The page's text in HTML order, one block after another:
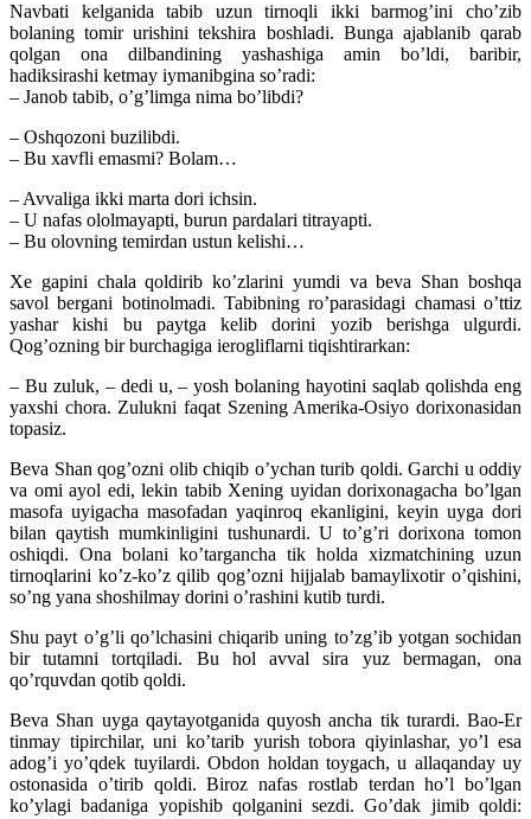
Navbati kelganida tabib uzun tirnoqli ikki barmog’ini cho’zib
bolaning tomir urishini tekshira boshladi. Bunga ajablanib qarab
qolgan ona dilbandining yashashiga amin bo’ldi, baribir,
hadiksirashi ketmay iymanibgina so’radi:
– Janob tabib, o’g’limga nima bo’libdi?
– Oshqozoni buzilibdi.
– Bu xavfli emasmi? Bolam…
– Avvaliga ikki marta dori ichsin.
– U nafas ololmayapti, burun pardalari titrayapti.
– Bu olovning temirdan ustun kelishi…
Xe gapini chala qoldirib ko’zlarini yumdi va beva Shan boshqa
savol bergani botinolmadi. Tabibning ro’parasidagi chamasi o’ttiz
yashar kishi bu paytga kelib dorini yozib berishga ulgurdi.
Qog’ozning bir burchagiga ierogliflarni tiqishtirarkan:
– Bu zuluk, – dedi u, – yosh bolaning hayotini saqlab qolishda eng
yaxshi chora. Zulukni faqat Szening Amerika-Osiyo dorixonasidan
topasiz.
Beva Shan qog’ozni olib chiqib o’ychan turib qoldi. Garchi u oddiy
va omi ayol edi, lekin tabib Xening uyidan dorixonagacha bo’lgan
masofa uyigacha masofadan yaqinroq ekanligini, keyin uyga dori
bilan qaytish mumkinligini tushunardi. U to’g’ri dorixona tomon
oshiqdi. Ona bolani ko’targancha tik holda xizmatchining uzun
tirnoqlarini ko’z-ko’z qilib qog’ozni hijjalab bamaylixotir o’qishini,
so’ng yana shoshilmay dorini o’rashini kutib turdi.
Shu payt o’g’li qo’lchasini chiqarib uning to’zg’ib yotgan sochidan
bir tutamni tortqiladi. Bu hol avval sira yuz bermagan, ona
qo’rquvdan qotib qoldi.
Beva Shan uyga qaytayotganida quyosh ancha tik turardi. Bao-Er
tinmay tipirchilar, uni ko’tarib yurish tobora qiyinlashar, yo’l esa
adog’i yo’qdek tuyilardi. Obdon holdan toygach, u allaqanday uy
ostonasida o’tirib qoldi. Biroz nafas rostlab terdan ho’l bo’lgan
ko’ylagi badaniga yopishib qolganini sezdi. Go’dak jimib qoldi: